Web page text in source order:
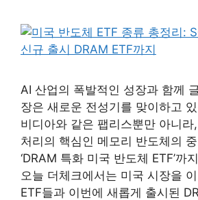
AI 산업의 폭발적인 성장과 함께
장은 새로운 전성기를 맞이하고
비디아와 같은 팹리스뿐만 아니라
처리의 핵심인 메모리 반도체의
‘DRAM 특화 미국 반도체 ETF’까
오늘 더체크에서는 미국 시장을
ETF들과 이번에 새롭게 출시된